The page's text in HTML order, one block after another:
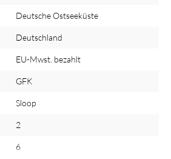
Deutsche Ostseeküste
Deutschland
EU-Mwst. bezahlt
GFK
Sloop
2
6